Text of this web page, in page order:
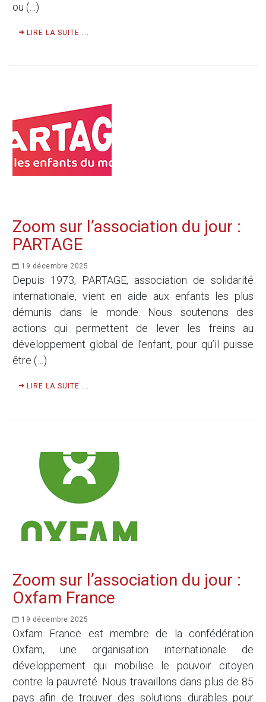
ou (…)
LIRE LA SUITE ...
Zoom sur l’association du jour :
PARTAGE
19 décembre 2025
Depuis 1973, PARTAGE, association de solidarité
internationale, vient en aide aux enfants les plus
démunis dans le monde. Nous soutenons des
actions qui permettent de lever les freins au
développement global de l’enfant, pour qu’il puisse
être (…)
LIRE LA SUITE ...
Zoom sur l’association du jour :
Oxfam France
19 décembre 2025
Oxfam France est membre de la confédération
Oxfam, une organisation internationale de
développement qui mobilise le pouvoir citoyen
contre la pauvreté. Nous travaillons dans plus de 85
pays afin de trouver des solutions durables pour